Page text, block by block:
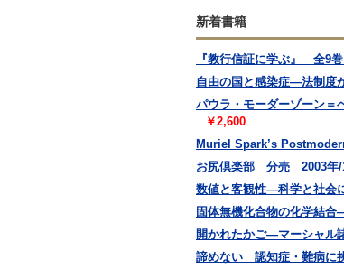
新着書籍
『教行信証に学ぶ』 全9
自由の国と感染症―法制
パウラ・モーダーゾーン
￥2,600
Muriel Spark’s
お尻倶楽部 分売 2003年/
数値と客観性―科学と社
固体無機化合物の化学結
開かれたかご―マーシャ
諦めない 認知症・難病